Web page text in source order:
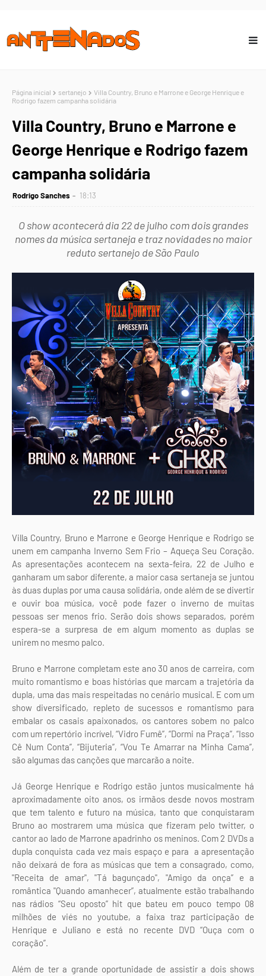
Página inicial sertanejo
Villa Country, Bruno e Marrone e George Henrique e
Rodrigo fazem campanha solidária
Villa Country, Bruno e Marrone e
George Henrique e Rodrigo fazem
campanha solidária
Rodrigo Sanches 18:13
O show acontecerá dia 22 de julho com dois grandes
nomes da música sertaneja e traz novidades no maior
reduto sertanejo de São Paulo
Villa Country, Bruno e Marrone e George Henrique e Rodrigo se
unem em campanha Inverno Sem Frio – Aqueça Seu Coração.
As apresentações acontecem na sexta-feira, 22 de Julho e
ganharam um sabor diferente, a maior casa sertaneja se juntou
às duas duplas por uma causa solidária, onde além de se divertir
e ouvir boa música, você pode fazer o inverno de muitas
pessoas ser menos frio. Serão dois shows separados, porém
espera-se a surpresa de em algum momento as duplas se
unirem no mesmo palco.
​Bruno e Marrone completam este ano 30 anos de carreira, com
muito romantismo e boas histórias que marcam a trajetória da
dupla, uma das mais respeitadas no cenário musical. E com um
show diversificado, repleto de sucessos e romantismo para
embalar os casais apaixonados, os cantores sobem no palco
com um repertório incrível, “Vidro Fumê”, “Dormi na Praça”, “Isso
Cê Num Conta”, “Bijuteria”, “Vou Te Amarrar na Minha Cama”,
são algumas das canções que marcarão a noite.
Já George Henrique e Rodrigo estão juntos musicalmente há
aproximadamente oito anos, os irmãos desde novos mostram
que tem talento e futuro na música, tanto que conquistaram
Bruno ao mostrarem uma música que fizeram pelo twitter, o
cantor ao lado de Marrone apadrinho os meninos. Com 2 DVDs a
dupla conquista cada vez mais espaço e para a apresentação
não deixará de fora as músicas que tem a consagrado, como,
"Receita de amar", "Tá bagunçado", "Amigo da onça” e a
romântica "Quando amanhecer”, atualmente estão trabalhando
nas rádios “Seu oposto” hit que bateu em pouco tempo 08
milhões de viés no youtube, a faixa traz participação de
Henrique e Juliano e está no recente DVD “Ouça com o
coração”.
Além de ter a grande oportunidade de assistir a dois shows